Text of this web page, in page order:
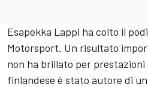
Esapekka Lappi ha colto il
Motorsport. Un risultato
non ha brillato per
finlandese è stato autore di